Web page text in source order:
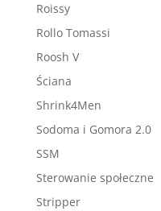
Roissy
Rollo Tomassi
Roosh V
Ściana
Shrink4Men
Sodoma i Gomora 2.0
SSM
Sterowanie społeczne
Stripper